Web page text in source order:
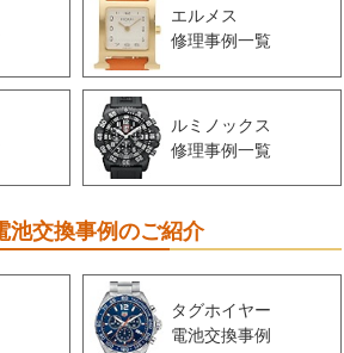
エルメス
修理事例一覧
ルミノックス
修理事例一覧
池交換事例のご紹介
タグホイヤー
電池交換事例